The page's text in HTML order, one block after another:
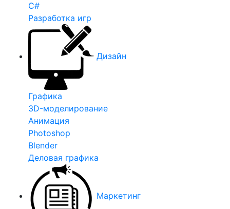
C#
Разработка игр
Дизайн
Графика
3D-моделирование
Анимация
Photoshop
Blender
Деловая графика
Маркетинг